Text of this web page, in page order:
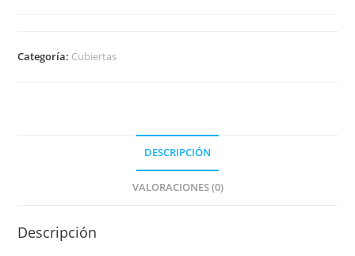
Categoría: Cubiertas
DESCRIPCIÓN
VALORACIONES (0)
Descripción